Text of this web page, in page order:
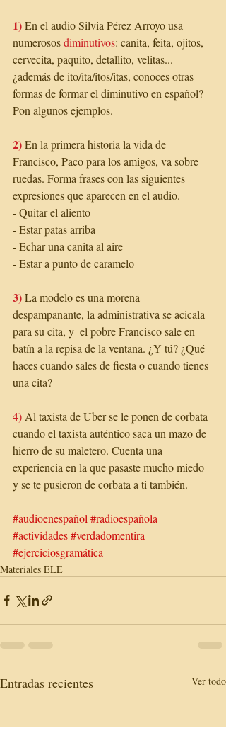
1) En el audio Silvia Pérez Arroyo usa
numerosos diminutivos: canita, feita, ojitos,
cervecita, paquito, detallito, velitas...
¿además de ito/ita/itos/itas, conoces otras
formas de formar el diminutivo en español?
Pon algunos ejemplos.
2) En la primera historia la vida de
Francisco, Paco para los amigos, va sobre
ruedas. Forma frases con las siguientes
expresiones que aparecen en el audio.
- Quitar el aliento
- Estar patas arriba
- Echar una canita al aire
- Estar a punto de caramelo
3) La modelo es una morena
despampanante, la administrativa se acicala
para su cita, y  el pobre Francisco sale en
batín a la repisa de la ventana. ¿Y tú? ¿Qué
haces cuando sales de fiesta o cuando tienes
una cita?
4) Al taxista de Uber se le ponen de corbata
cuando el taxista auténtico saca un mazo de
hierro de su maletero. Cuenta una
experiencia en la que pasaste mucho miedo
y se te pusieron de corbata a ti también.
#audioenespañol #radioespañola
#actividades#verdadomentira
#ejerciciosgramática
Materiales ELE
Entradas recientes Ver todo